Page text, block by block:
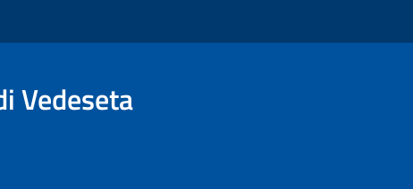
Vedeseta